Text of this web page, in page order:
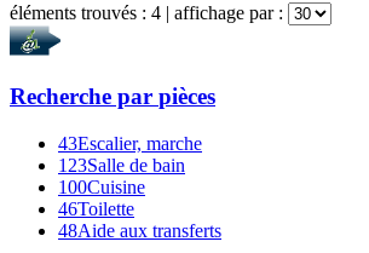
éléments trouvés : 4 | affichage par :
Recherche par pièces
43Escalier, marche
123Salle de bain
100Cuisine
46Toilette
48Aide aux transferts